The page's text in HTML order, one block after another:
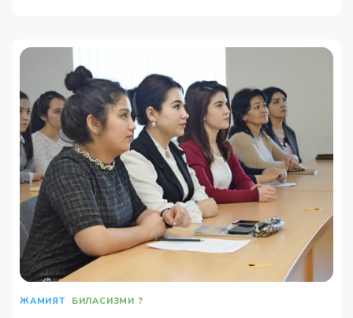
ЖАМИЯТ БИЛАСИЗМИ ?